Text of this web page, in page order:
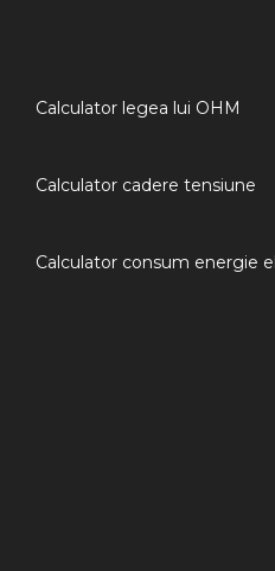
Calculator legea lui OHM
Calculator cadere tensiune
Calculator consum energie